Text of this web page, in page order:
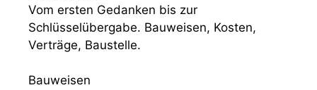
Vom ersten Gedanken bis zur
Schlüsselübergabe. Bauweisen, Kosten,
Verträge, Baustelle.
Bauweisen